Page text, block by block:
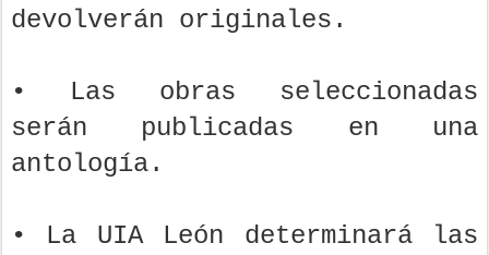
devolverán originales.
• Las obras seleccionadas
serán publicadas en una
antología.
• La UIA León determinará las